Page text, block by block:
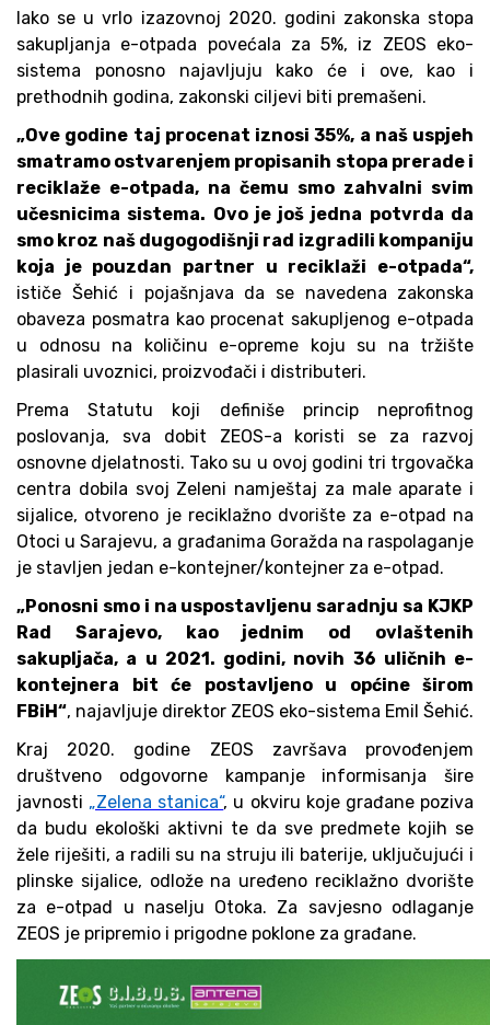
Iako se u vrlo izazovnoj 2020. godini zakonska stopa
sakupljanja e-otpada povećala za 5%, iz ZEOS eko-
sistema ponosno najavljuju kako će i ove, kao i
prethodnih godina, zakonski ciljevi biti premašeni.
„Ove godine taj procenat iznosi 35%, a naš uspjeh
smatramo ostvarenjem propisanih stopa prerade i
reciklaže e-otpada, na čemu smo zahvalni svim
učesnicima sistema. Ovo je još jedna potvrda da
smo kroz naš dugogodišnji rad izgradili kompaniju
koja je pouzdan partner u reciklaži e-otpada“,
ističe Šehić i pojašnjava da se navedena zakonska
obaveza posmatra kao procenat sakupljenog e-otpada
u odnosu na količinu e-opreme koju su na tržište
plasirali uvoznici, proizvođači i distributeri.
Prema Statutu koji definiše princip neprofitnog
poslovanja, sva dobit ZEOS-a koristi se za razvoj
osnovne djelatnosti. Tako su u ovoj godini tri trgovačka
centra dobila svoj Zeleni namještaj za male aparate i
sijalice, otvoreno je reciklažno dvorište za e-otpad na
Otoci u Sarajevu, a građanima Goražda na raspolaganje
je stavljen jedan e-kontejner/kontejner za e-otpad.
„Ponosni smo i na uspostavljenu saradnju sa KJKP
Rad Sarajevo, kao jednim od ovlaštenih
sakupljača, a u 2021. godini, novih 36 uličnih e-
kontejnera bit će postavljeno u općine širom
FBiH“, najavljuje direktor ZEOS eko-sistema Emil Šehić.
Kraj 2020. godine ZEOS završava provođenjem
društveno odgovorne kampanje informisanja šire
javnosti „Zelena stanica“, u okviru koje građane poziva
da budu ekološki aktivni te da sve predmete kojih se
žele riješiti, a radili su na struju ili baterije, uključujući i
plinske sijalice, odlože na uređeno reciklažno dvorište
za e-otpad u naselju Otoka. Za savjesno odlaganje
ZEOS je pripremio i prigodne poklone za građane.